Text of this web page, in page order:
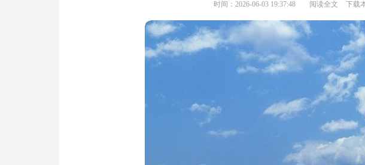
时间：2026-06-03 19:37:48 阅读全文 下载